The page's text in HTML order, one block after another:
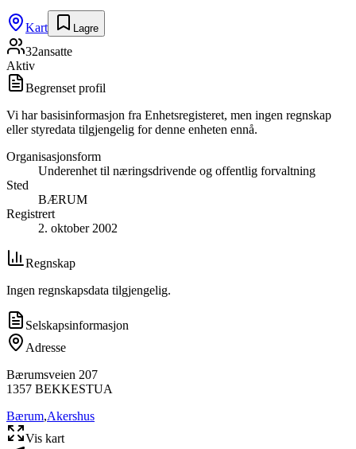
Kart Lagre
32ansatte
Aktiv
Begrenset profil
Vi har basisinformasjon fra Enhetsregisteret, men ingen regnskap
eller styredata tilgjengelig for denne enheten ennå.
Organisasjonsform
Underenhet til næringsdrivende og offentlig forvaltning
Sted
BÆRUM
Registrert
2. oktober 2002
Regnskap
Ingen regnskapsdata tilgjengelig.
Selskapsinformasjon
Adresse
Bærumsveien 207
1357 BEKKESTUA
Bærum,Akershus
Vis kart